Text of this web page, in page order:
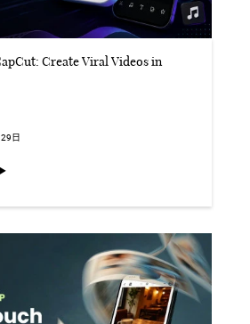
Create Viral Videos in
日